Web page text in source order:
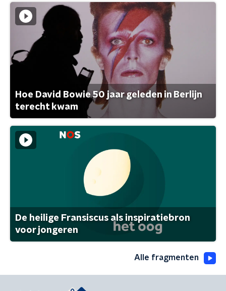
Hoe David Bowie 50 jaar geleden in Berlijn
terecht kwam
De heilige Fransiscus als inspiratiebron
voor jongeren
Alle fragmenten